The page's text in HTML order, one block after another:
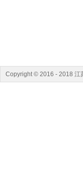
Copyright © 2016 - 2018 江